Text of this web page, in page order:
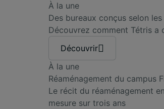
À la une
Des bureaux conçus selon
Découvrez comment Tétris a
Découvrir
À la une
Réaménagement du campus
Le récit du réaménagement
mesure sur trois ans